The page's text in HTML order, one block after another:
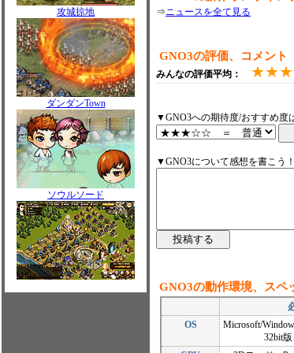
攻城掠地
ダンダンTown
ソウルソード
⇒ニュースを全て見る
GNO3の評価、コメント
みんなの評価平均：
▼GNO3への期待度/おすすめ度
▼GNO3について感想を書こう！
GNO3の動作環境、スペ
OS
Microsoft/
32bit